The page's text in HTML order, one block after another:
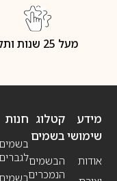
מעל 25 שנות ותק
מידע
שימושי
אודות
חנות
בשמים
לגברים
בשמים
קטלוג
בשמים
הבשמים
הנמכרים